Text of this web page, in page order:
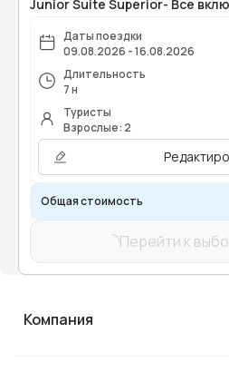
Junior Suite Superior- Все
Даты поездки
09.08.2026 - 16.08.2026
Длительность
7 н
Туристы
Взрослые: 2
Общая стоимость
Перейти к
Компания